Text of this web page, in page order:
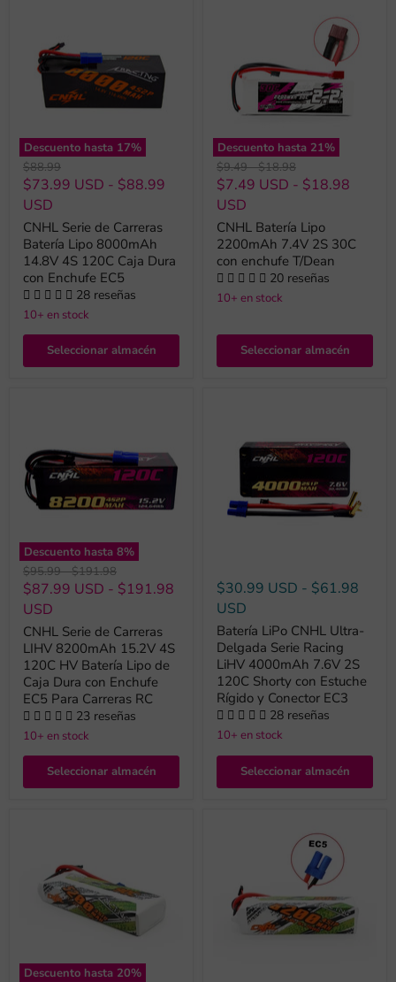
Descuento hasta 17%
Precio
original
$88.99
$73.99 USD - $88.99
USD
CNHL Serie de Carreras
Batería Lipo 8000mAh
14.8V 4S 120C Caja Dura
con Enchufe EC5
28 reseñas
10+ en stock
Seleccionar almacén
Descuento hasta 21%
Precio
original
$9.49-Precio
original
$18.98
$7.49 USD - $18.98
USD
CNHL Batería Lipo
2200mAh 7.4V 2S 30C
con enchufe T/Dean
20 reseñas
10+ en stock
Seleccionar almacén
Descuento hasta8%
Precio
original
$95.99-Precio
original
$191.98
$87.99 USD - $191.98
USD
CNHL Serie de Carreras
LIHV 8200mAh 15.2V 4S
120C HV Batería Lipo de
Caja Dura con Enchufe
EC5 Para Carreras RC
23 reseñas
10+ en stock
Seleccionar almacén
$30.99 USD - $61.98
USD
Batería LiPo CNHL Ultra-
Delgada Serie Racing
LiHV 4000mAh 7.6V 2S
120C Shorty con Estuche
Rígido y Conector EC3
28 reseñas
10+ en stock
Seleccionar almacén
Descuento hasta 20%